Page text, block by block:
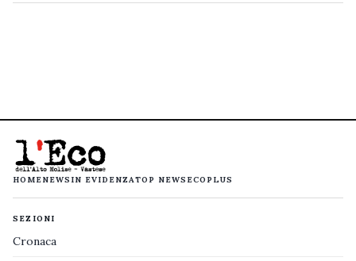
HOMENEWS IN EVIDENZATOP NEWS ECOPLUS
SEZIONI
Cronaca